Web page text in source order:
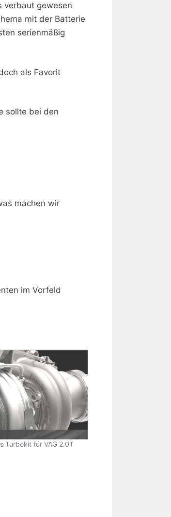
verbaut gewesen
mit der Batterie
serienmäßig
als Favorit
sollte bei den
machen wir
im Vorfeld
Turbokit für VAG 2.0T